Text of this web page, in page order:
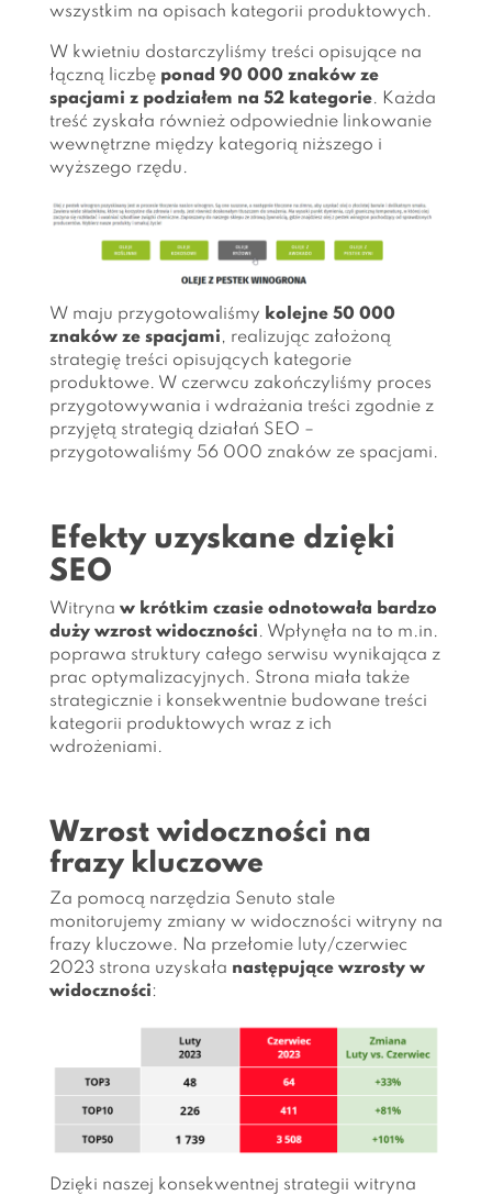
wszystkim na opisach kategorii produktowych.
W kwietniu dostarczyliśmy treści opisujące na
łączną liczbę ponad 90 000 znaków ze
spacjami z podziałem na 52 kategorie. Każda
treść zyskała również odpowiednie linkowanie
wewnętrzne między kategorią niższego i
wyższego rzędu.
W maju przygotowaliśmy kolejne 50 000
znaków ze spacjami, realizując założoną
strategię treści opisujących kategorie
produktowe. W czerwcu zakończyliśmy proces
przygotowywania i wdrażania treści zgodnie z
przyjętą strategią działań SEO –
przygotowaliśmy 56 000 znaków ze spacjami.
Efekty uzyskane dzięki
SEO
Witryna w krótkim czasie odnotowała bardzo
duży wzrost widoczności. Wpłynęła na to m.in.
poprawa struktury całego serwisu wynikająca z
prac optymalizacyjnych. Strona miała także
strategicznie i konsekwentnie budowane treści
kategorii produktowych wraz z ich
wdrożeniami.
Wzrost widoczności na
frazy kluczowe
Za pomocą narzędzia Senuto stale
monitorujemy zmiany w widoczności witryny na
frazy kluczowe. Na przełomie luty/czerwiec
2023 strona uzyskała następujące wzrosty w
widoczności:
Dzięki naszej konsekwentnej strategii witryna